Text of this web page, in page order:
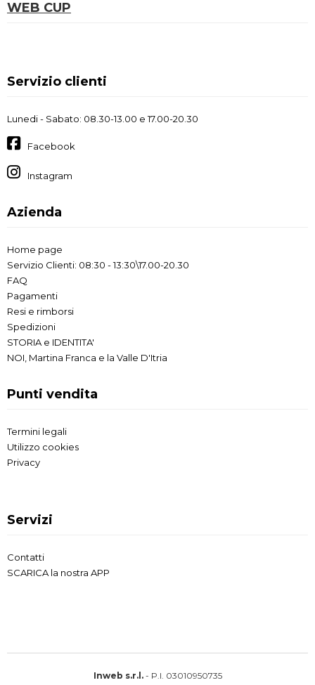
WEB CUP
Servizio clienti
Lunedi - Sabato: 08.30-13.00 e 17.00-20.30
Facebook
Instagram
Azienda
Home page
Servizio Clienti: 08:30 - 13:30\17.00-20.30
FAQ
Pagamenti
Resi e rimborsi
Spedizioni
STORIA e IDENTITA'
NOI, Martina Franca e la Valle D'Itria
Punti vendita
Termini legali
Utilizzo cookies
Privacy
Servizi
Contatti
SCARICA la nostra APP
Inweb s.r.l.- P.I. 03010950735